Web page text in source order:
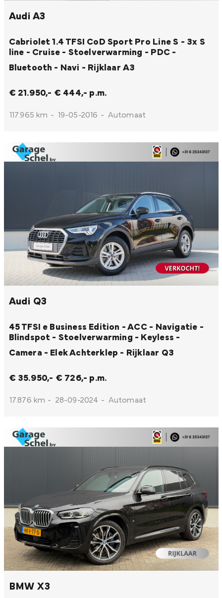
Audi A3
Cabriolet 1.4 TFSI CoD Sport Pro Line S - 3x S
line - Cruise - Stoelverwarming - PDC -
Bluetooth - Navi - RijklaarA3
€ 21.950,- € 444,- p.m.
117.965 km - 19-05-2016 - Automaat
Audi Q3
45 TFSI e Business Edition - ACC - Navigatie -
Blindspot - Stoelverwarming - Keyless -
Camera - Elek Achterklep - Rijklaar Q3
€ 35.950,- € 726,- p.m.
17.876 km - 28-09-2024 - Automaat
BMW X3